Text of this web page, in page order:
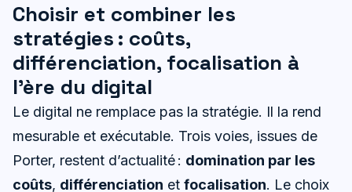
Choisir et combiner les
stratégies : coûts,
différenciation, focalisation à
l’ère du digital
Le digital ne remplace pas la stratégie. Il la rend
mesurable et exécutable. Trois voies, issues de
Porter, restent d’actualité : domination par les
coûts, différenciation et focalisation. Le choix